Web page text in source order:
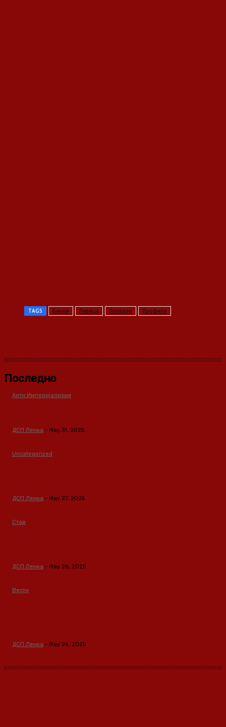
TAGS Банки Левица Лихвари Профити
Последно
Анти Империјализам
ДСП Ленка - May 31, 2025
Uncategorized
ДСП Ленка - May 27, 2025
Став
ДСП Ленка - May 26, 2025
Вести
ДСП Ленка - May 24, 2025